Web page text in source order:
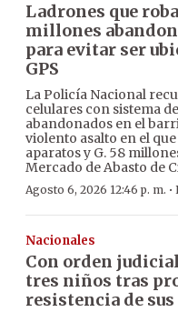
Ladrones que
millones
para evitar ser
GPS
La Policía Nacional
celulares con sistema
abandonados en el
violento asalto en el
aparatos y G. 58
Mercado de Abasto de
Agosto 6, 2026 12:46 p. m. ·
Nacionales
Con orden
tres niños tras
resistencia de sus